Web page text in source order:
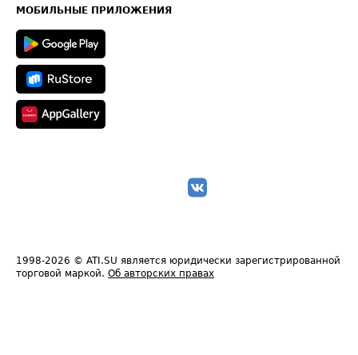
Техническая информация
МОБИЛЬНЫЕ ПРИЛОЖЕНИЯ
1998-2026 © ATI.SU является юридически зарегистрированной
торговой маркой. Об авторских правах